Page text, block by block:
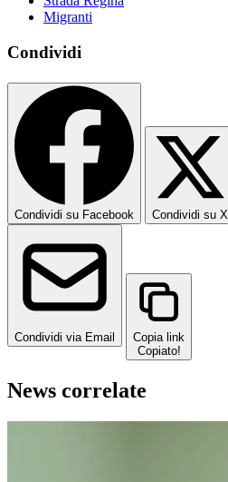
Migranti
Condividi
Condividi su Facebook Condividi su X
Condividi via Email
Copia link
Copiato!
News correlate